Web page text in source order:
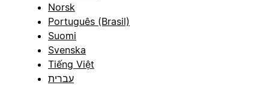
Norsk
Português (Brasil)
Suomi
Svenska
Tiếng Việt
עברית